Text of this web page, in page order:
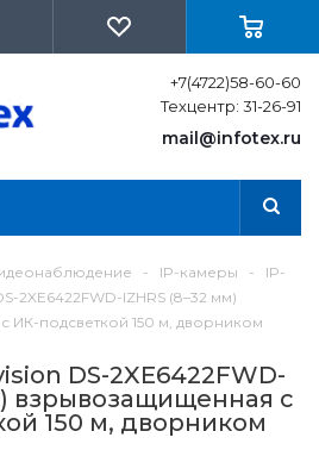
+7(4722)58-60-60
Техцентр: 31-26-91
mail@infotex.ru
- IP-камеры -
IP-
2XE6422FWD-IZHRS (8–32 мм)
ИК-подсветкой 150 м, дворником
DS-2XE6422FWD-
взрывозащищенная с
150 м, дворником